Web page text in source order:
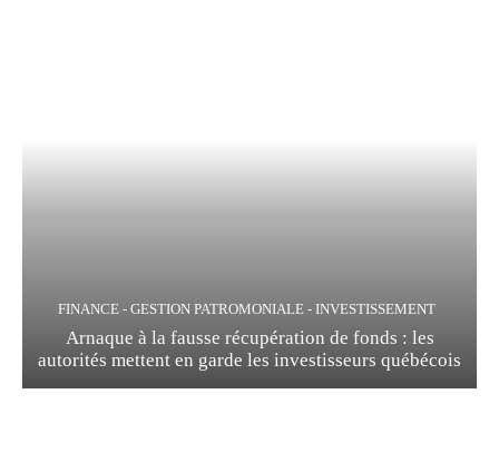
FINANCE - GESTION PATROMONIALE - INVESTISSEMENT
Arnaque à la fausse récupération de fonds : les
autorités mettent en garde les investisseurs québécois